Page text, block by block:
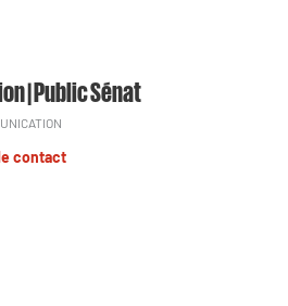
| Public Sénat
contact